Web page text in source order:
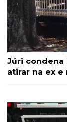
Júri condena
atirar na ex e